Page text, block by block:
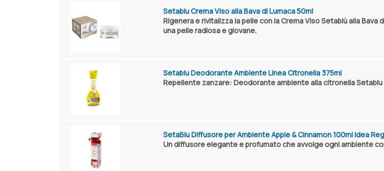
Setablu Crema Viso alla Bava di Lumaca 50ml
Rigenera e rivitalizza la pelle con la Crema Viso Setablù alla Bava
una pelle radiosa e giovane.
Setablu Deodorante Ambiente Linea Citronella 375ml
Repellente zanzare: Deodorante ambiente alla citronella Setablu
SetaBlu Diffusore per Ambiente Apple & Cinnamon 100ml Idea
Un diffusore elegante e profumato che avvolge ogni ambiente